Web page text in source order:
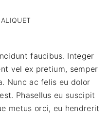
faucibus. Integer
vel ex pretium, semper
Nunc ac felis eu dolor
Phasellus eu suscipit
metus orci, eu hendrerit